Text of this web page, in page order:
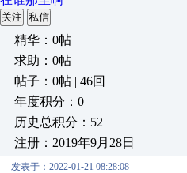
关注 私信
精华：0帖
求助：0帖
帖子：0帖 | 46回
年度积分：0
历史总积分：52
注册：2019年9月28日
发表于：2022-01-21 08:28:08